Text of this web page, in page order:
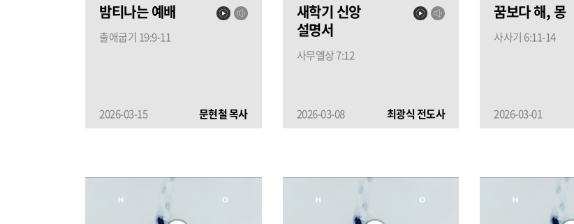
밤티나는 예배
출애굽기 19:9-11
2026-03-15 문현철 목사
새학기 신앙
설명서
사무엘상 7:12
2026-03-08 최광식 전도사
꿈보다 해, 몽
사사기 6:11-14
2026-03-01